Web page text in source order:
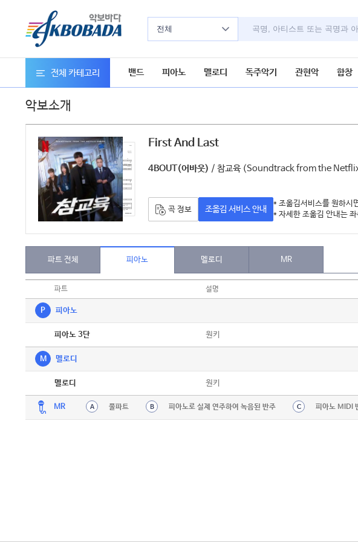
전체
전체 카테고리 밴드 피아노 멜로디 독주악기 관현악 합창
악보소개
First And Last
4BOUT(어바웃) / 참교육 (Soundtrack from the
곡 정보 조옮김 서비스 안내
* 조옮김서비스를 원하시
* 자세한 조옮김 안내는
파트 전체 피아노 멜로디 MR
파트 설명
P 피아노
피아노 3단 원키
M 멜로디
멜로디 원키
MR A 풀파트 B 피아노로 실제 연주하여 녹음된 반주 C 피아노 MIDI